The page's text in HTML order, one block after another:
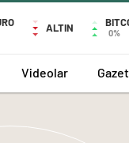
ALTIN 0%
Videolar